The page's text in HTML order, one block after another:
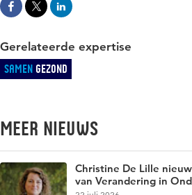
Gerelateerde expertise
Samen Gezond
Meer nieuws
Christine De Lille
van Verandering in